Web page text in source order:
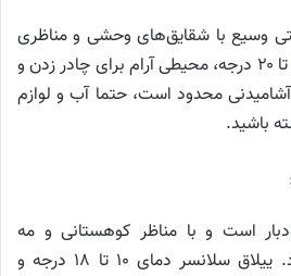
وسیع با شقایق‌های وحشی و مناظری
رنگارنگ قرار دارد. دمای ۱۲ تا ۲۰ درجه، محیطی آرام برای چادر زدن و
محدود است، حتما آب و لوازم
باشید.
است و با مناظر کوهستانی و مه
صبحگاهی شناخته می‌شود. ییلاق سلانسر دمای ۱۰ تا ۱۸ درجه و